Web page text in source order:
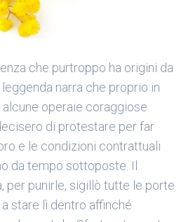
che purtroppo ha origini da
narra che proprio in
alcune operaie coraggiose
di protestare per far
e le condizioni contrattuali
da tempo sottoposte. Il
per punirle, sigillò tutte le porte
stare lì dentro affinché